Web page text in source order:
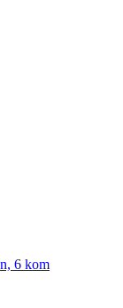
6 kom